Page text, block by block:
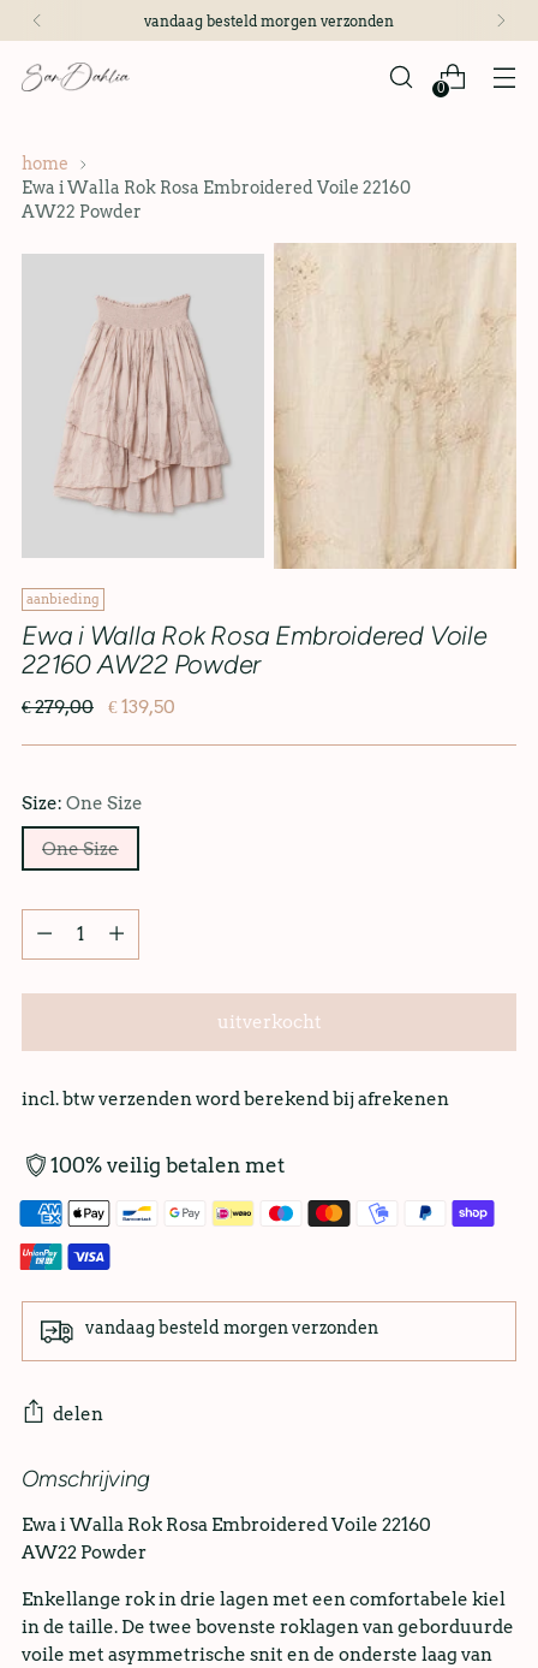
vandaag besteld morgen verzonden
0
home
Ewa i Walla Rok Rosa Embroidered Voile 22160
AW22 Powder
aanbieding
Ewa i Walla Rok Rosa Embroidered Voile
22160 AW22 Powder
€ 279,00 € 139,50
Size: One Size
One Size
uitverkocht
incl. btw verzenden word berekend bij afrekenen
100% veilig betalen met
vandaag besteld morgen verzonden
delen
Omschrijving
Ewa i Walla Rok Rosa Embroidered Voile 22160
AW22 Powder
Enkellange rok in drie lagen met een comfortabele kiel
in de taille. De twee bovenste roklagen van geborduurde
voile met asymmetrische snit en de onderste laag van